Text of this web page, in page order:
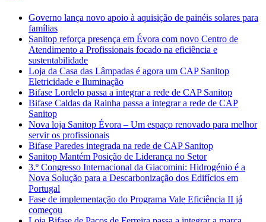
Governo lança novo apoio à aquisição de painéis solares para
famílias
Sanitop reforça presença em Évora com novo Centro de
Atendimento a Profissionais focado na eficiência e
sustentabilidade
Loja da Casa das Lâmpadas é agora um CAP Sanitop
Eletricidade e Iluminação
Bifase Lordelo passa a integrar a rede de CAP Sanitop
Bifase Caldas da Rainha passa a integrar a rede de CAP
Sanitop
Nova loja Sanitop Évora – Um espaço renovado para melhor
servir os profissionais
Bifase Paredes integrada na rede de CAP Sanitop
Sanitop Mantém Posição de Liderança no Setor
3.º Congresso Internacional da Giacomini: Hidrogénio é a
Nova Solução para a Descarbonização dos Edifícios em
Portugal
Fase de implementação do Programa Vale Eficiência II já
começou